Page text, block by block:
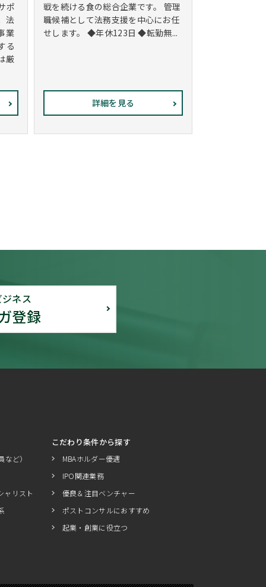
ポ
法
業
る
厳
戦を続ける食の総合企業です。 管理
職候補として法務支援を中心にお任
せします。 ◆年休123日 ◆転勤無...
詳細を見る
ネス
登録
ど）
ャリスト
こだわり条件から探す
MBAホルダー優遇
IPO関連業務
優良＆注目ベンチャー
ポストコンサルにおすすめ
起業・創業に役立つ